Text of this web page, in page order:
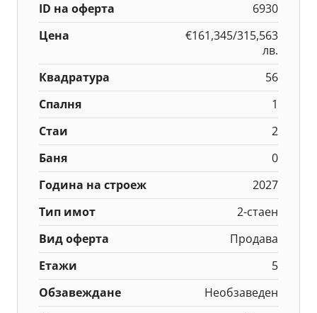
ID на оферта
6930
Цена
€161,345/315,563
лв.
Квадратура
56
Спалня
1
Стаи
2
Баня
0
Година на строеж
2027
Тип имот
2-стаен
Вид оферта
Продава
Етажи
5
Обзавеждане
Необзаведен